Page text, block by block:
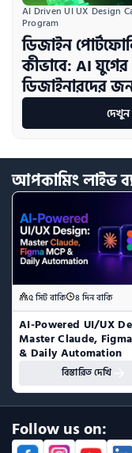
AI Driven UI UX Design
Program
ডিজাইন
কীভাবে: AI
ডিজাইনারদের
দেখুন
আপকামিংলাইভ
৫ সিট বাকি ৪ দিন বাকি
AI-Powered UI/UX
Master Claude,
& Daily Automation
বিস্তারিত দেখি
Follow us on: